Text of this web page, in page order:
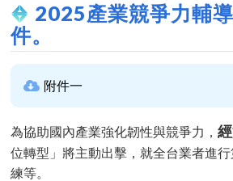
2025產業競爭力輔
件。
附件一
為協助國內產業強化韌性與競爭力，
位轉型」將主動出擊，就全台業者進
練等。